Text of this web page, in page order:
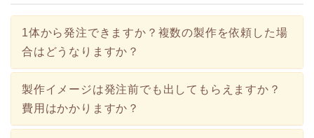
1体から発注できますか？複数の製作を依頼した場
合はどうなりますか？
製作イメージは発注前でも出してもらえますか？
費用はかかりますか？